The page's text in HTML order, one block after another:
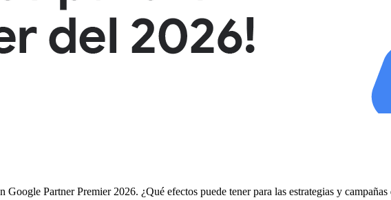
Partner Premier 2026. ¿Qué efectos puede tener para las estrategias y